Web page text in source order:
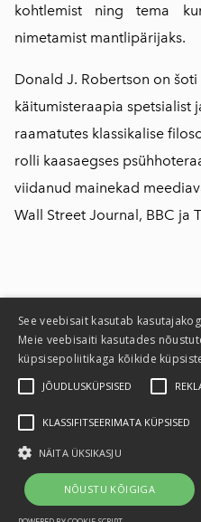
kohtlemist ning tema
nimetamist mantlipärijaks.
Donald J. Robertson on
käitumisteraapia spetsialist
raamatutes klassikalise
rolli kaasaegses
viidanud mainekad
Wall Street Journal, BBC ja
Privaatsusteatis
Privaatsuspoliitika
Kontaktid
See veebisait kasutab
Meie veebisaiti kasutades
küpsisepoliitikaga kõikide
JÕUDLUSKÜPSISED
KLASSIFITSEERIMATA KÜPSISED
NÄITA ÜKSIKASJU
NÕUSTU KÕIGIGA